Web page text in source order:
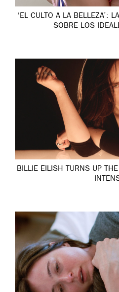
‘EL CULTO A LA BELLEZA’:
SOBRE LOS
BILLIE EILISH TURNS UP